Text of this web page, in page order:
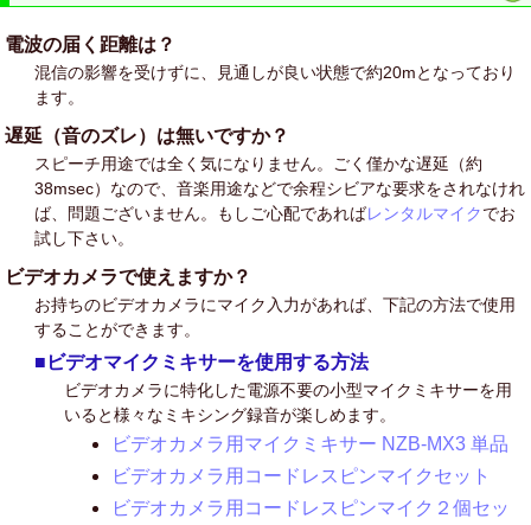
電波の届く距離は？
混信の影響を受けずに、見通しが良い状態で約20mとなっており
ます。
遅延（音のズレ）は無いですか？
スピーチ用途では全く気になりません。ごく僅かな遅延（約
38msec）なので、音楽用途などで余程シビアな要求をされなけれ
ば、問題ございません。もしご心配であればレンタルマイクでお
試し下さい。
ビデオカメラで使えますか？
お持ちのビデオカメラにマイク入力があれば、下記の方法で使用
することができます。
■ビデオマイクミキサーを使用する方法
ビデオカメラに特化した電源不要の小型マイクミキサーを用
いると様々なミキシング録音が楽しめます。
ビデオカメラ用マイクミキサー NZB-MX3 単品
ビデオカメラ用コードレスピンマイクセット
ビデオカメラ用コードレスピンマイク２個セッ